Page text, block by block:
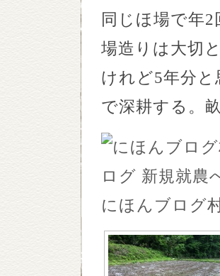
同じほ場で年2
場造りは大切
けれど5年分と
で深耕する。
にほんブログ